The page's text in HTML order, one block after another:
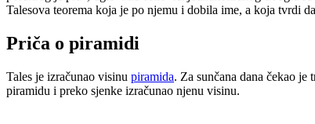
Talesova teorema koja je po njemu i dobila ime, a koja tvrdi
Priča o piramidi
Tales je izračunao visinu piramida. Za sunčana dana čekao
piramidu i preko sjenke izračunao njenu visinu.